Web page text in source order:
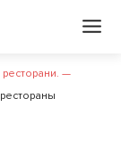
ресторани. —